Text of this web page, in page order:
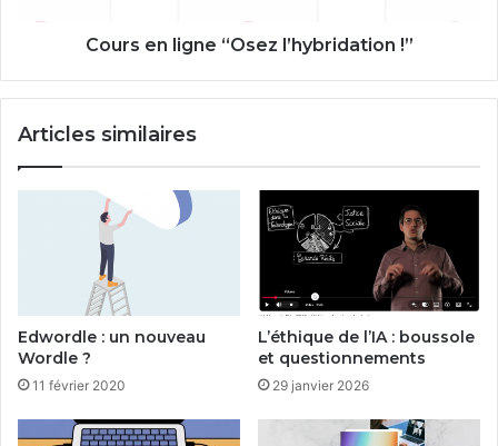
Cours en ligne “Osez l’hybridation !”
Articles similaires
Edwordle : un nouveau
Wordle ?
11 février 2020
L’éthique de l’IA : boussole
et questionnements
29 janvier 2026